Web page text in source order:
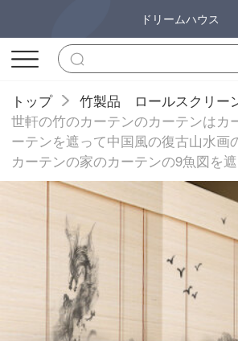
ドリームハウス
トップ
竹製品 ロールスクリー
世軒の竹のカーテンのカーテンはカ
ーテンを遮って中国風の復古山水画
カーテンの家のカーテンの9魚図を遮